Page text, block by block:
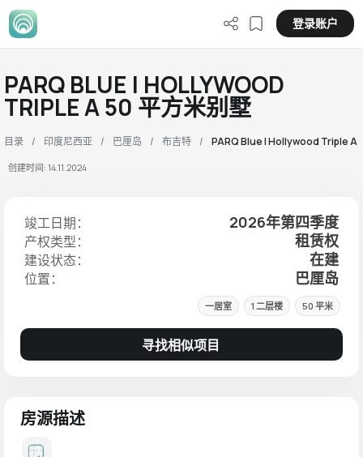
登录账户
PARQ BLUE | HOLLYWOOD
TRIPLE A 50 平方米别墅
目录 印度尼西亚 巴厘岛 布吉特 PARQ Blue | Hollywood Triple A
创建时间: 14.11.2024
竣工日期： 2026年第四季度
产权类型： 租赁权
建设状态： 在建
位置： 巴厘岛
一居室 1 二层楼 50 平米
寻找相似项目
房源描述